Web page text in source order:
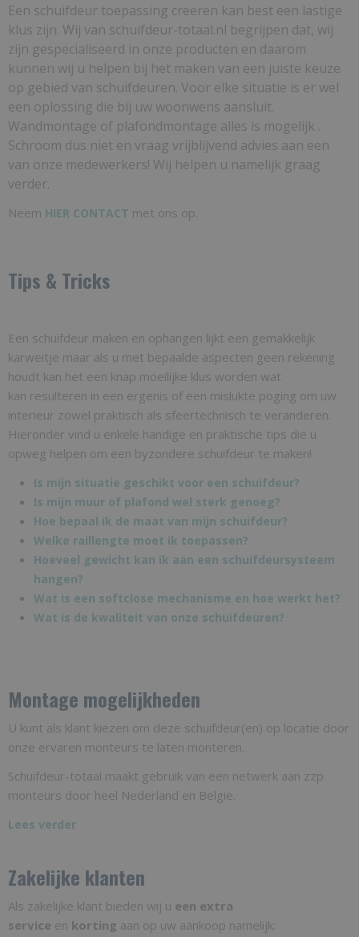
Een schuifdeur toepassing creëren kan best een lastige
klus zijn. Wij van schuifdeur-totaal.nl begrijpen dat, wij
zijn gespecialiseerd in onze producten en daarom
kunnen wij u helpen bij het maken van een juiste keuze
op gebied van schuifdeuren. Voor elke situatie is er wel
een oplossing die bij uw woonwens aansluit.
Wandmontage of plafondmontage alles is mogelijk .
Schroom dus niet en vraag vrijblijvend advies aan een
van onze medewerkers! Wij helpen u namelijk graag
verder.
Neem HIER CONTACT met ons op.
Tips & Tricks
Een schuifdeur maken en ophangen lijkt een gemakkelijk
karweitje maar als u met bepaalde aspecten geen rekening
houdt kan het een knap moeilijke klus worden wat
kan resulteren in een ergenis of een mislukte poging om uw
interieur zowel praktisch als sfeertechnisch te veranderen.
Hieronder vind u enkele handige en praktische tips die u
opweg helpen om een byzondere schuifdeur te maken!
Is mijn situatie geschikt voor een schuifdeur?
Is mijn muur of plafond wel sterk genoeg?
Hoe bepaal ik de maat van mijn schuifdeur?
Welke raillengte moet ik toepassen?
Hoeveel gewicht kan ik aan een schuifdeursysteem
hangen?
Wat is een softclose mechanisme en hoe werkt het?
Wat is de kwaliteit van onze schuifdeuren?
Montage mogelijkheden
U kunt als klant kiezen om deze schuifdeur(en) op locatie door
onze ervaren monteurs te laten monteren.
Schuifdeur-totaal maakt gebruik van een netwerk aan zzp
monteurs door heel Nederland en Belgie.
Lees verder
Zakelijke klanten
Als zakelijke klant bieden wij u een extra
service en korting aan op uw aankoop namelijk: